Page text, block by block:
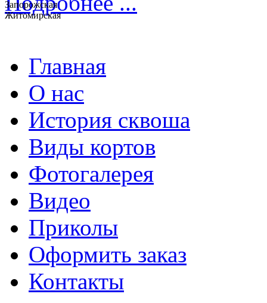
Запорожская
Житомирская
Главная
О нас
История сквоша
Виды кортов
Фотогалерея
Видео
Приколы
Оформить заказ
Контакты